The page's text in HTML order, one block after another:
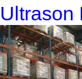
Ultrason